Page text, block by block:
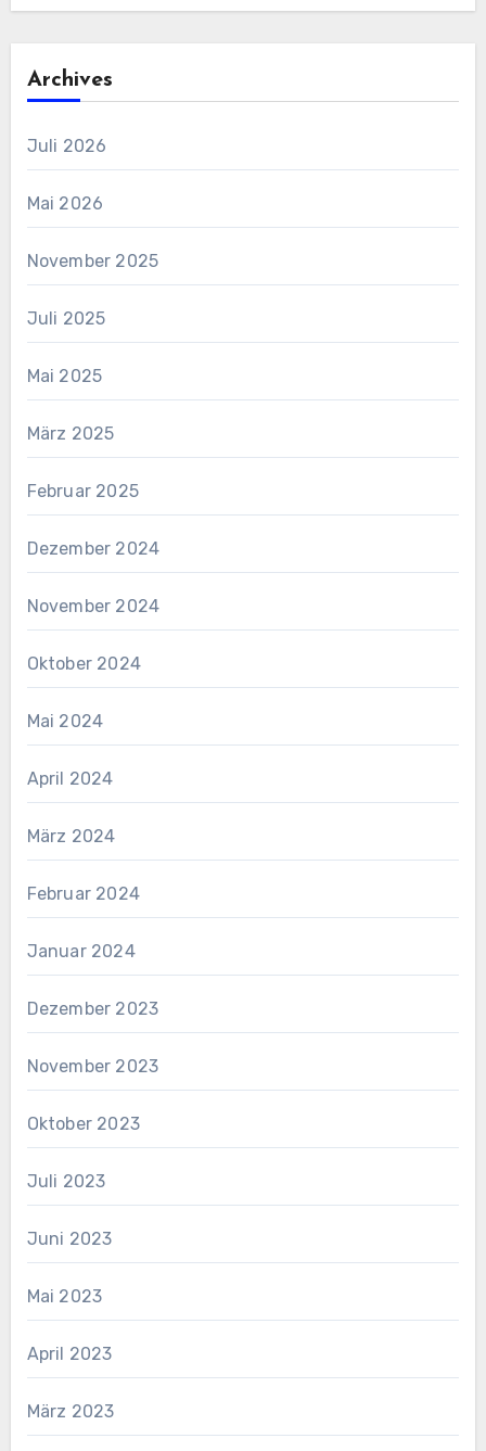
Archives
Juli 2026
Mai 2026
November 2025
Juli 2025
Mai 2025
März 2025
Februar 2025
Dezember 2024
November 2024
Oktober 2024
Mai 2024
April 2024
März 2024
Februar 2024
Januar 2024
Dezember 2023
November 2023
Oktober 2023
Juli 2023
Juni 2023
Mai 2023
April 2023
März 2023